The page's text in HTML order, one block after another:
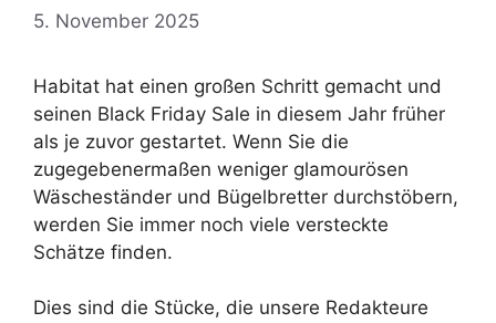
5. November 2025
Habitat hat einen großen Schritt gemacht und
seinen Black Friday Sale in diesem Jahr früher
als je zuvor gestartet. Wenn Sie die
zugegebenermaßen weniger glamourösen
Wäscheständer und Bügelbretter durchstöbern,
werden Sie immer noch viele versteckte
Schätze finden.
Dies sind die Stücke, die unsere Redakteure